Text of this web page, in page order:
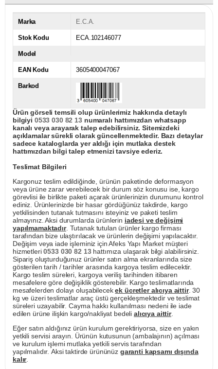
Marka E.C.A.
Stok Kodu ECA.102146077
Model
EAN Kodu 3605400047067
Barkod
Ürün görseli temsili olup ürünlerimiz hakkında detaylı
bilgiyi 0533 030 82 13numaralı hattımızdan whatsapp
kanalı veya arayarak talep edebilirsiniz. Sitemizdeki
açıklamalar sürekli olarak güncellenmektedir. Bazı detaylar
sadece kataloglarda yer aldığı için mutlaka destek
hattımızdan bilgi talep etmenizi tavsiye ederiz.
Teslimat Bilgileri
Kargonuz teslim edildiğinde, ürünün paketinde deformasyon
veya ürüne zarar verebilecek bir durum söz konusu ise, kargo
görevlisi ile birlikte paketi açarak ürünlerinizin durumunu kontrol
ediniz. Ürünlerinizde bir hasar gördüğünüz takdirde, kargo
yetkilisinden tutanak tutmasını isteyiniz ve paketi teslim
almayınız. Aksi durumlarda ürünlerin iadesi ve değişimi
yapılmamaktadır. Tutanak tutulan ürünler kargo firması
tarafından bize ulaştırılacak ve ürünlerin değişimi yapılacaktır.
Değişim veya iade işleminiz için Afeks Yapı Market müşteri
hizmetleri0533 030 82 13hattımıza ulaşarak bilgi alabilirsiniz.
Sipariş oluşturduğunuz ürünler satın alma ekranlarında size
gösterilen tarih / tarihler arasında kargoya teslim edilecektir.
Kargo teslim süreleri, kargoya veriliş tarihinden itibaren
mesafelere göre değişiklik gösterebilir. Kargo teslimatlarında
mesafelerden dolayı oluşabilecekek ücretler alıcıya aittir. 30
kg ve üzeri teslimatlar araç üstü gerçekleşmektedir ve teslimat
süreleri uzayabilir. Cayma hakkı kullanılması nedeni ile iade
edilen ürüne ilişkin kargo/nakliyat bedeli alıcıya aittir.
Eğer satın aldığınız ürün kurulum gerektiriyorsa, size en yakın
yetkili servisi arayın. Ürünün kutusunun (ambalajının) açılması
ve kurulum işlemi mutlaka yetkili servis tarafından
yapılmalıdır. Aksi taktirde ürününüz garanti kapsamı dışında
kalır.